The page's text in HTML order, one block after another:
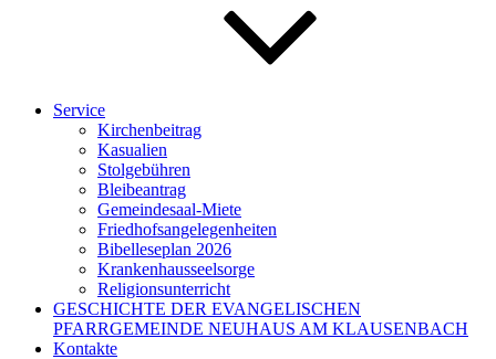
Service
Kirchenbeitrag
Kasualien
Stolgebühren
Bleibeantrag
Gemeindesaal-Miete
Friedhofsangelegenheiten
Bibelleseplan 2026
Krankenhausseelsorge
Religionsunterricht
GESCHICHTE DER EVANGELISCHEN
PFARRGEMEINDE NEUHAUS AM KLAUSENBACH
Kontakte